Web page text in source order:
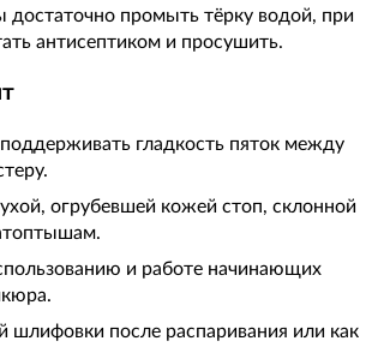
достаточно промыть тёрку водой, при
антисептиком и просушить.
гладкость пяток между
огрубевшей кожей стоп, склонной
и работе начинающих
шлифовки после распаривания или как